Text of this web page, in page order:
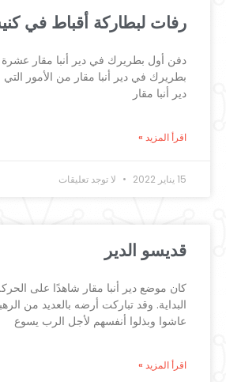
رفات لبطاركة أقباط في
دفن أول بطريرك في دير أنبا مقار
بطريرك في دير أنبا مقار من الأمور
دير أنبا مقار
اقرأ المزيد »
15 يناير 2022 لا توجد تعليقات
قديسو الدير
كان موضع دير أنبا مقار شاهدًا على الحركة
البداية. وقد تباركت أرضه بالعديد من
عاشوا وبذلوا أنفسهم لأجل الرب يسوع
اقرأ المزيد »